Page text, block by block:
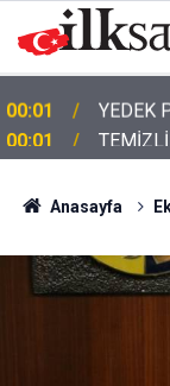
00:01
Anasayfa